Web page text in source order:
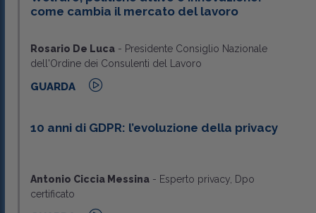
come cambia il mercato del lavoro
Rosario De Luca - Presidente Consiglio Nazionale
dell'Ordine dei Consulenti del Lavoro
GUARDA
10 anni di GDPR: l’evoluzione della privacy
Antonio Ciccia Messina - Esperto privacy, Dpo
certificato